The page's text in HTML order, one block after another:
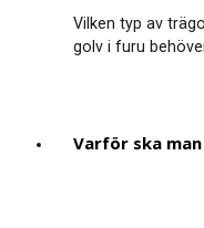
Vilken typ av
golv i furu
Varför ska